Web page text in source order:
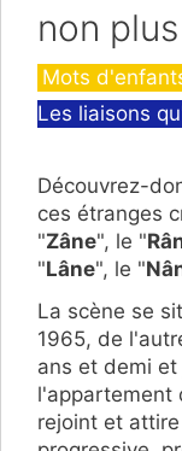
non
Catégories
Mots
Les liaisons
Découvrez-
ces étranges
"Zâne", le "
"Lâne", le "
La scène se
1965, de
ans et demi
l'appartement
rejoint et